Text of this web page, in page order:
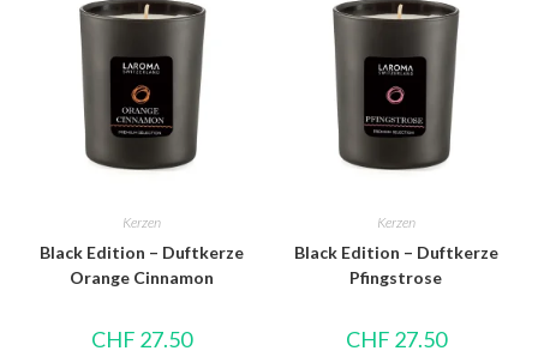
Kerzen
Black Edition – Duftkerze
Orange Cinnamon
CHF 27.50
Kerzen
Black Edition – Duftkerze
Pfingstrose
CHF 27.50